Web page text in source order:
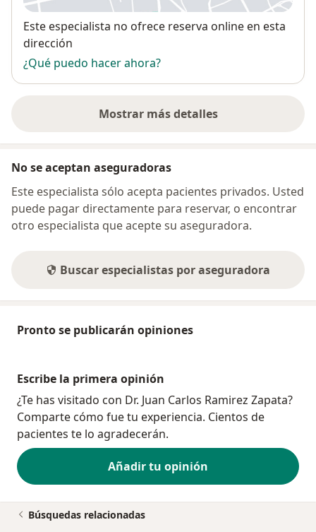
Disponibilidad
Este especialista no ofrece reserva online en esta
dirección
¿Qué puedo hacer ahora?
Mostrar más detalles
sobre la dirección
No se aceptan aseguradoras
Este especialista sólo acepta pacientes privados. Usted
puede pagar directamente para reservar, o encontrar
otro especialista que acepte su aseguradora.
Buscar especialistas por aseguradora
Pronto se publicarán opiniones
Escribe la primera opinión
¿Te has visitado con Dr. Juan Carlos Ramirez Zapata?
Comparte cómo fue tu experiencia. Cientos de
pacientes te lo agradecerán.
Añadir tu opinión
Búsquedas relacionadas